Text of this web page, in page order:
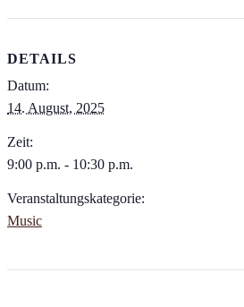
DETAILS
Datum:
14. August, 2025
Zeit:
9:00 p.m. - 10:30 p.m.
Veranstaltungskategorie:
Music